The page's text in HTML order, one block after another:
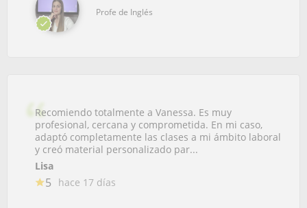
Profe de Inglés
Recomiendo totalmente a Vanessa. Es muy
profesional, cercana y comprometida. En mi caso,
adaptó completamente las clases a mi ámbito laboral
y creó material personalizado par...
Lisa
5 hace 17 días